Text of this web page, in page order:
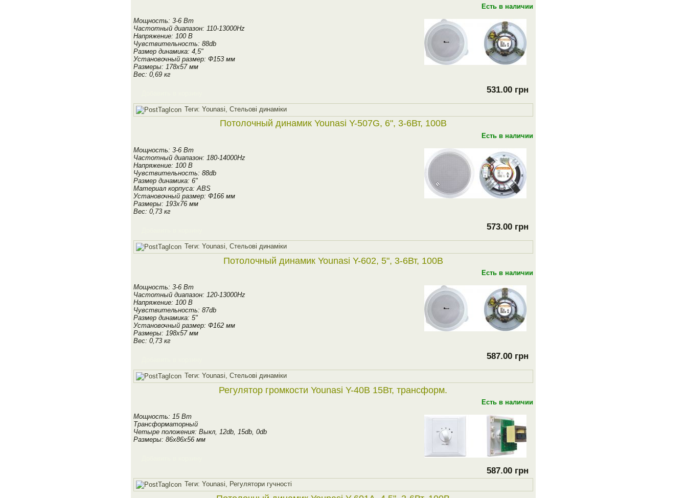
Есть в наличии
Мощность: 3-6 Вт
Частотный диапазон: 110-13000Hz
Напряжение: 100 В
Чувствительность: 88db
Размер динамика: 4,5"
Установочный размер: Ф153 мм
Размеры: 178х57 мм
Вес: 0,69 кг
531.00 грн
Теги: Younasi, Стельовi динамiки
Потолочный динамик Younasi Y-507G, 6", 3-6Вт, 100В
Есть в наличии
Мощность: 3-6 Вт
Частотный диапазон: 180-14000Hz
Напряжение: 100 В
Чувствительность: 88db
Размер динамика: 6"
Материал корпуса: ABS
Установочный размер: Ф166 мм
Размеры: 193х76 мм
Вес: 0,73 кг
573.00 грн
Теги: Younasi, Стельовi динамiки
Потолочный динамик Younasi Y-602, 5", 3-6Вт, 100В
Есть в наличии
Мощность: 3-6 Вт
Частотный диапазон: 120-13000Hz
Напряжение: 100 В
Чувствительность: 87db
Размер динамика: 5"
Установочный размер: Ф162 мм
Размеры: 198х57 мм
Вес: 0,73 кг
587.00 грн
Теги: Younasi, Стельовi динамiки
Регулятор громкости Younasi Y-40B 15Вт, трансформ.
Есть в наличии
Мощность: 15 Вт
Трансформаторный
Четыре положения: Выкл, 12db, 15db, 0db
Размеры: 86x86х56 мм
587.00 грн
Теги: Younasi, Регулятори гучностi